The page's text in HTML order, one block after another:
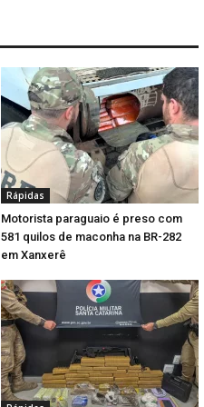
Rápidas
Motorista paraguaio é preso com
581 quilos de maconha na BR-282
em Xanxerê